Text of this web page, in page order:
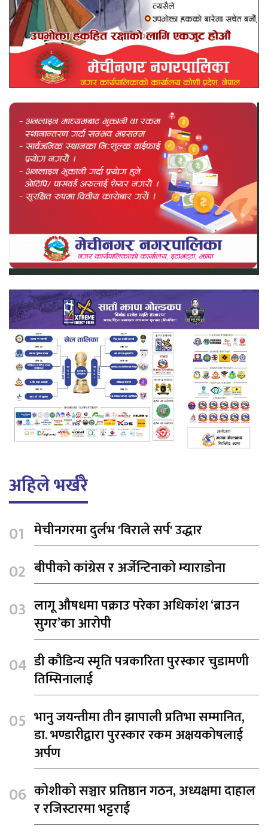
अहिले भर्खरै
मेचीनगरमा दुर्लभ 'विराले सर्प' उद्धार
बीपीको कांग्रेस र अर्जेन्टिनाको म्याराडोना
लागू औषधमा पक्राउ परेका अधिकांश ‘ब्राउन
सुगर’का आरोपी
डी कौडिन्य स्मृति पत्रकारिता पुरस्कार चुडामणी
तिम्सिनालाई
भानु जयन्तीमा तीन झापाली प्रतिभा सम्मानित,
डा. भण्डारीद्वारा पुरस्कार रकम अक्षयकोषलाई
अर्पण
कोशीको सञ्चार प्रतिष्ठान गठन, अध्यक्षमा दाहाल
र रजिस्टारमा भट्टराई